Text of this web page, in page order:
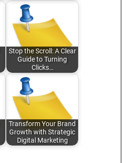
Stop the Scroll: A Clear
Guide to Turning
Clicks…
Transform Your Brand
Growth with Strategic
Digital Marketing